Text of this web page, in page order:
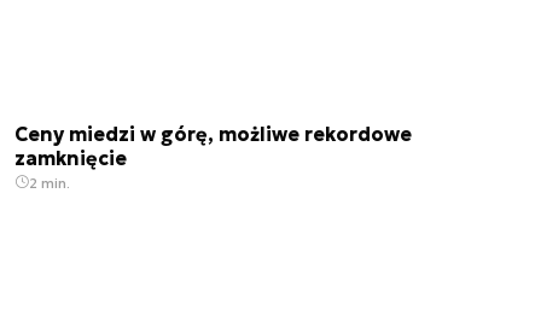
Ceny miedzi w górę, możliwe rekordowe
zamknięcie
2 min.